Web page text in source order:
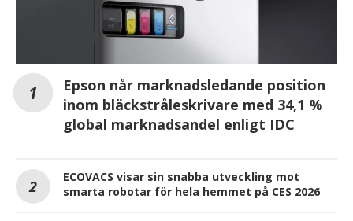
Epson når marknadsledande position
inom bläckstråleskrivare med 34,1 %
global marknadsandel enligt IDC
ECOVACS visar sin snabba utveckling mot
smarta robotar för hela hemmet på CES 2026